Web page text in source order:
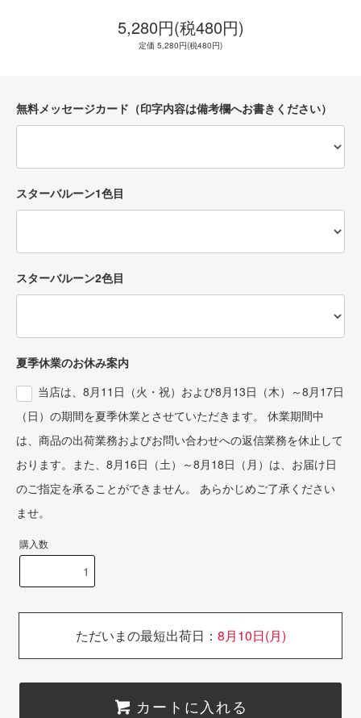
5,280円(税480円)
定価 5,280円(税480円)
無料メッセージカード（印字内容は備考欄へお書きください）
スターバルーン1色目
スターバルーン2色目
夏季休業のお休み案内
当店は、8月11日（火・祝）および8月13日（木）～8月17日
（日）の期間を夏季休業とさせていただきます。 休業期間中
は、商品の出荷業務およびお問い合わせへの返信業務を休止して
おります。また、8月16日（土）～8月18日（月）は、お届け日
のご指定を承ることができません。 あらかじめご了承ください
ませ。
購入数
ただいまの最短出荷日： 8月10日(月)
カートに入れる